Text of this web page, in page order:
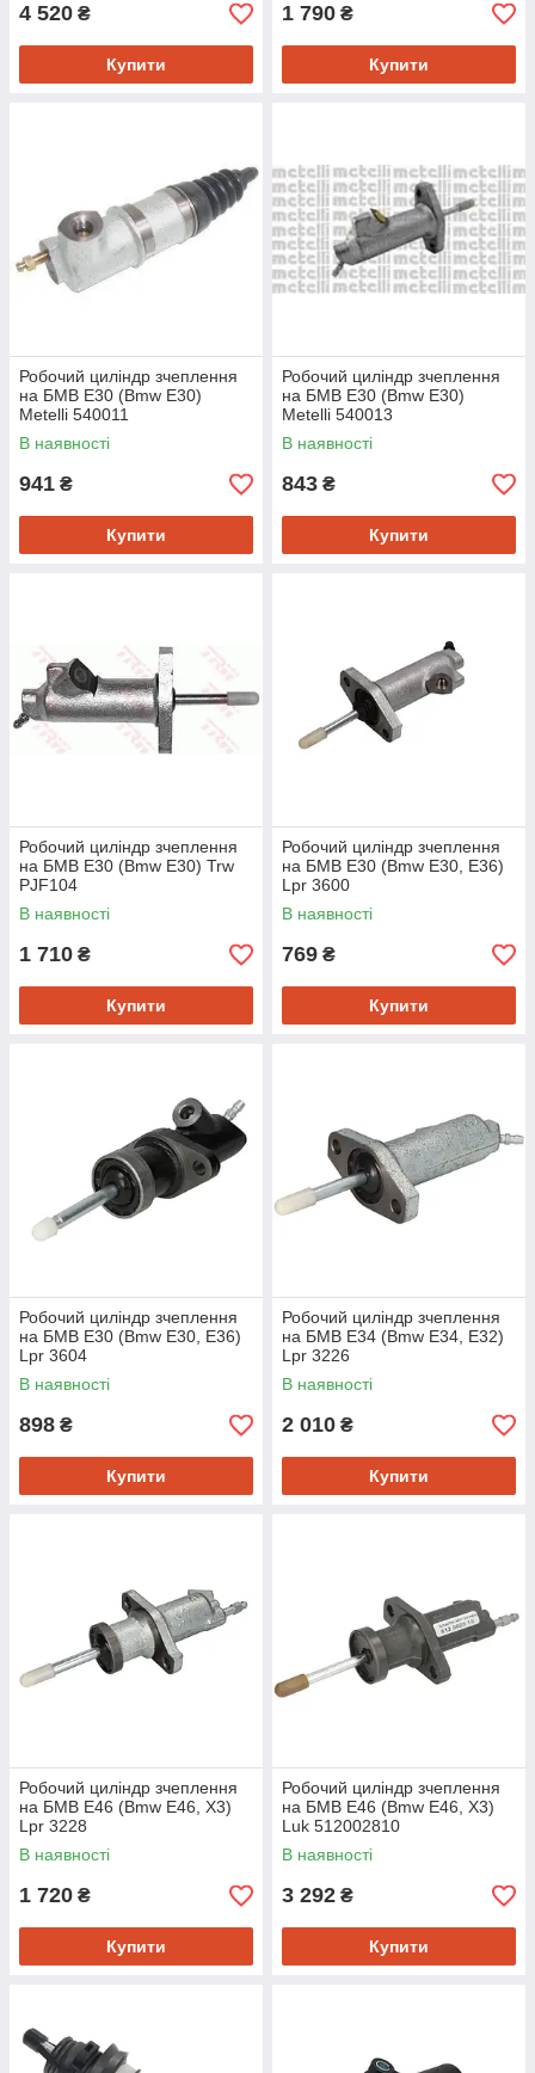
4 520 ₴
Купити
1 790 ₴
Купити
Робочий циліндр зчеплення
на БМВ Е30 (Bmw E30)
Metelli 540011
В наявності
941 ₴
Купити
Робочий циліндр зчеплення
на БМВ Е30 (Bmw E30)
Metelli 540013
В наявності
843 ₴
Купити
Робочий циліндр зчеплення
на БМВ Е30 (Bmw E30) Trw
PJF104
В наявності
1 710 ₴
Купити
Робочий циліндр зчеплення
на БМВ Е30 (Bmw E30, E36)
Lpr 3600
В наявності
769 ₴
Купити
Робочий циліндр зчеплення
на БМВ Е30 (Bmw E30, E36)
Lpr 3604
В наявності
898 ₴
Купити
Робочий циліндр зчеплення
на БМВ Е34 (Bmw E34, E32)
Lpr 3226
В наявності
2 010 ₴
Купити
Робочий циліндр зчеплення
на БМВ Е46 (Bmw E46, X3)
Lpr 3228
В наявності
1 720 ₴
Купити
Робочий циліндр зчеплення
на БМВ Е46 (Bmw E46, X3)
Luk 512002810
В наявності
3 292 ₴
Купити